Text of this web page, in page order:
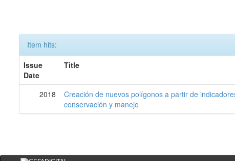
Item hits:
Issue
Date
Title
2018
Creación de nuevos polígonos a partir de
conservación y manejo